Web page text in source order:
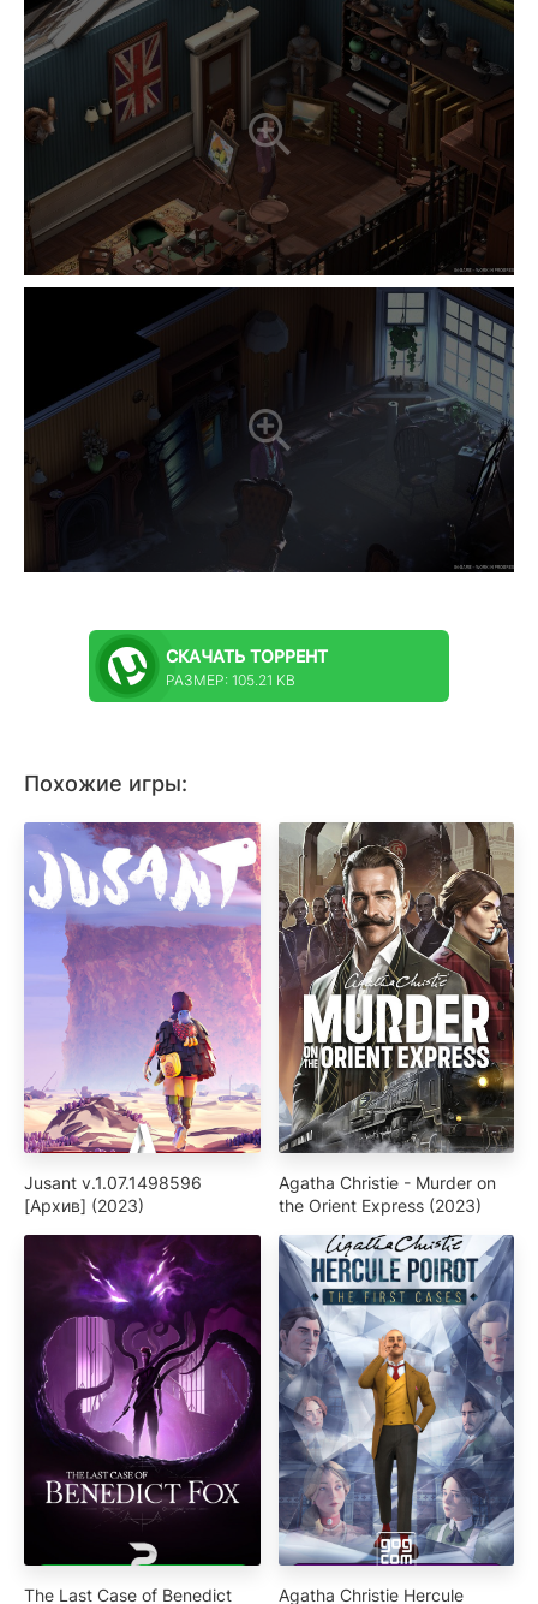
СКАЧАТЬ ТОРРЕНТ
РАЗМЕР: 105.21 KB
Похожие игры:
Jusant v.1.07.1498596
[Архив] (2023)
Agatha Christie - Murder on
the Orient Express (2023)
The Last Case of Benedict
Agatha Christie Hercule